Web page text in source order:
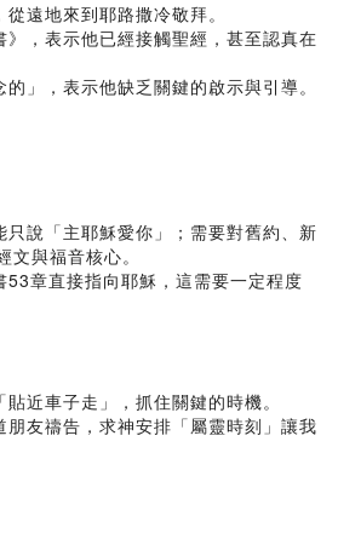
遠地來到耶路撒冷敬拜。
，表示他已經接觸聖經，甚至認真在
」，表示他缺乏關鍵的啟示與引導。
說「主耶穌愛你」；需要對舊約、新
與福音核心。
章直接指向耶穌，這需要一定程度
近車子走」，抓住關鍵的時機。
友禱告，求神安排「屬靈時刻」讓我